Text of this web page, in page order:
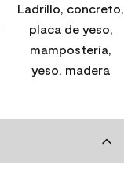
Ladrillo, concreto,
placa de yeso,
mampostería,
yeso, madera